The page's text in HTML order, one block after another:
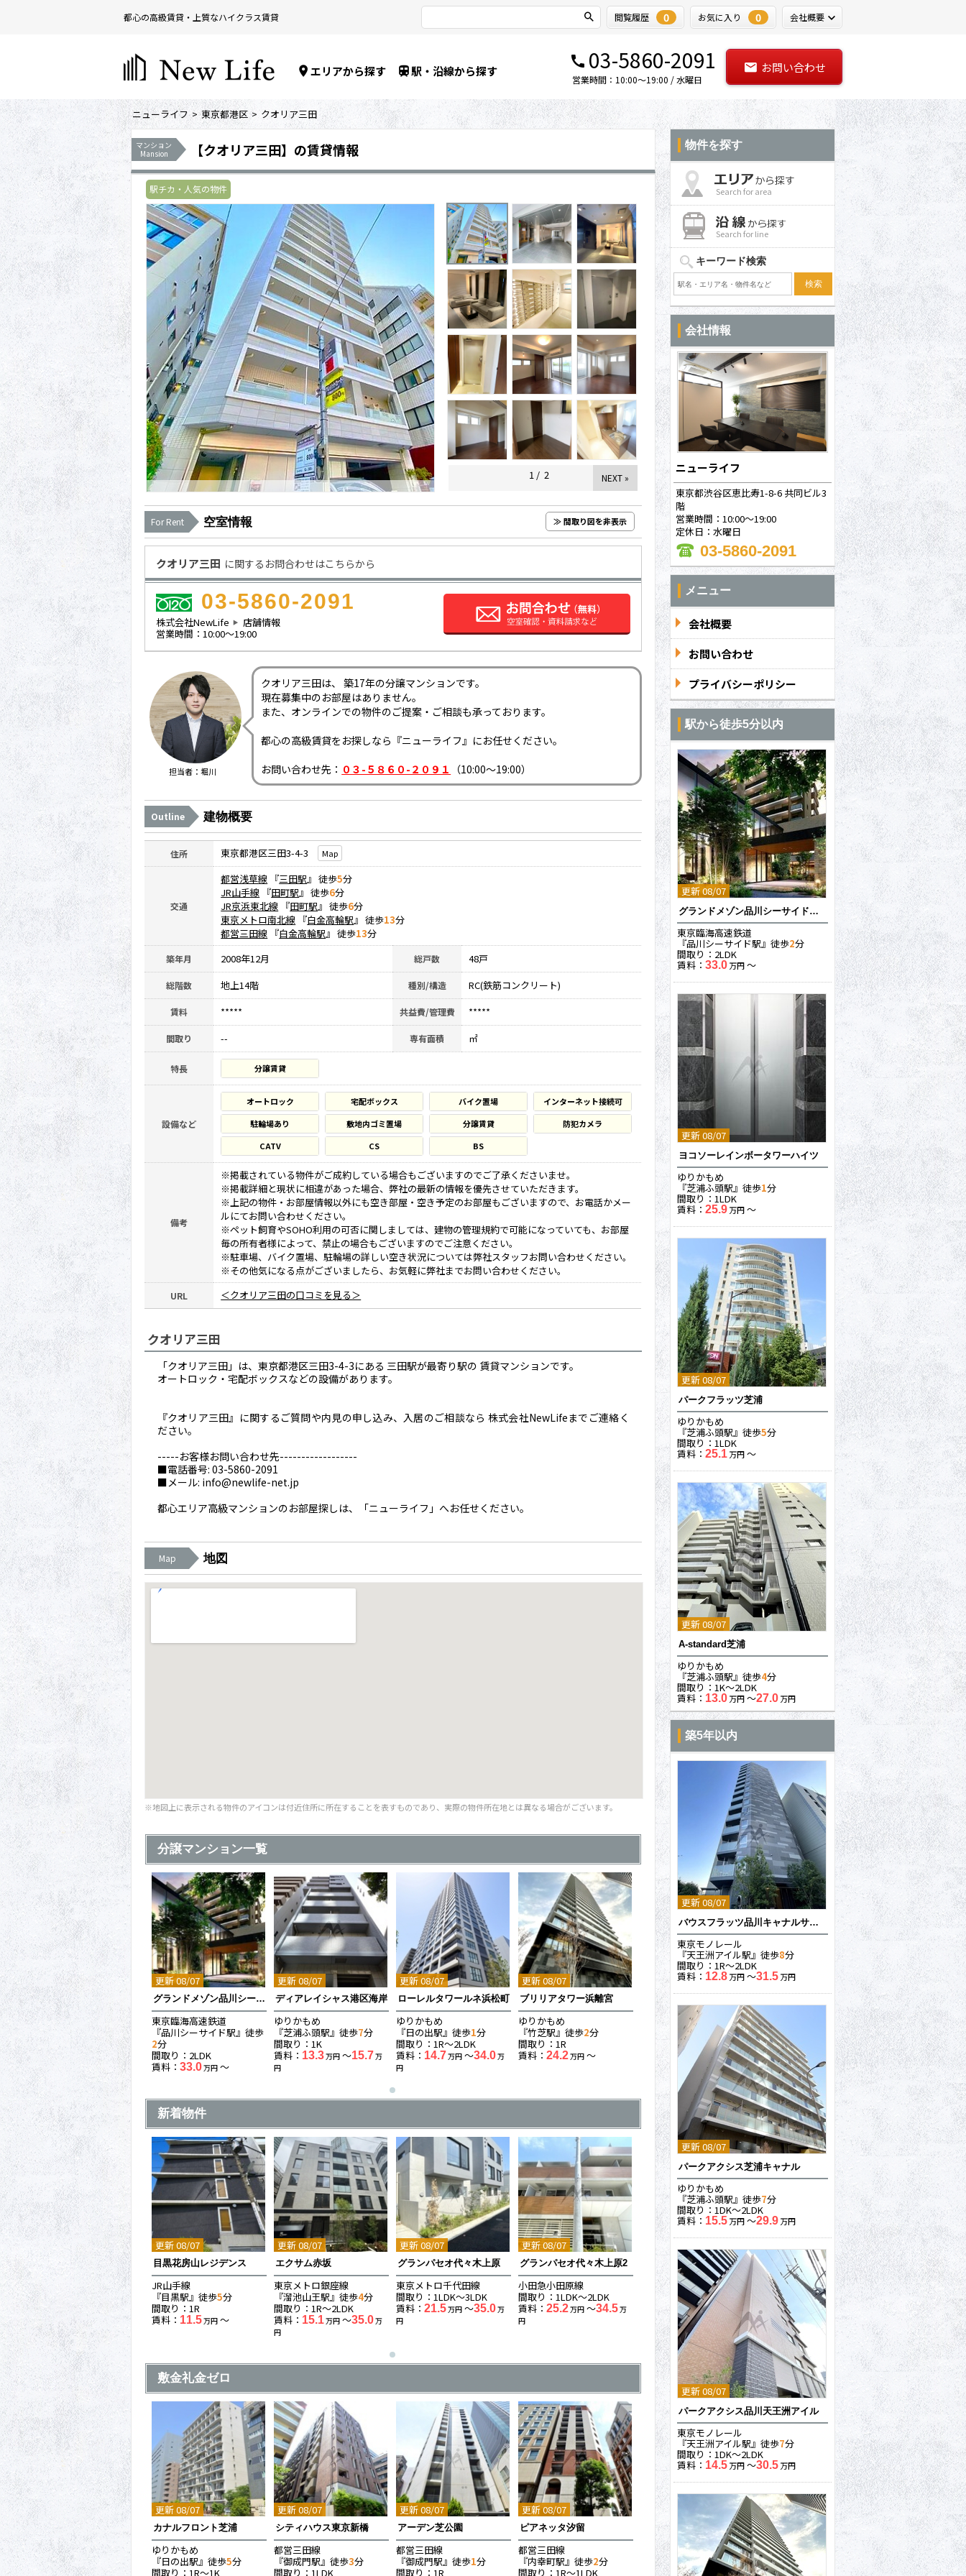
都心の高級賃貸・上質なハイクラス賃貸 閲覧履歴 0 お気に入り 0 会社概要
エリアから探す 駅・沿線から探す 03-5860-2091
営業時間：10:00～19:00 / 水曜日
お問い合わせ
ニューライフ 東京都港区 クオリア三田
マンション
Mansion
【クオリア三田】の賃貸情報
駅チカ・人気の物件
1 /2 NEXT »
For Rent 空室情報 ≫ 間取り図を非表示
クオリア三田 に関するお問合わせはこちらから
03-5860-2091
株式会社NewLife
店舗情報
営業時間：10:00～19:00
担当者：堀川
クオリア三田は、 築17年の分譲マンションです。
現在募集中のお部屋はありません。
また、オンラインでの物件のご提案・ご相談も承っております。
都心の高級賃貸をお探しなら『ニューライフ』にお任せください。
お問い合わせ先： ０３-５８６０-２０９１ （10:00～19:00）
Outline 建物概要
住所 東京都港区三田3-4-3 Map
交通
都営浅草線 『三田駅』 徒歩5分
JR山手線 『田町駅』 徒歩6分
JR京浜東北線 『田町駅』 徒歩6分
東京メトロ南北線 『白金高輪駅』 徒歩13分
都営三田線 『白金高輪駅』 徒歩13分
築年月 2008年12月 総戸数 48戸
総階数 地上14階 種別/構造 RC(鉄筋コンクリート)
賃料 ***** 共益費/管理費 *****
間取り -- 専有面積 ㎡
特長 分譲賃貸
設備など
オートロック 宅配ボックス バイク置場
インターネット接続可
駐輪場あり
敷地内ゴミ置場 分譲賃貸
防犯カメラ
CATV
CS BS
備考
※掲載されている物件がご成約している場合もございますのでご了承くださいませ。
※掲載詳細と現状に相違があった場合、弊社の最新の情報を優先させていただきます。
※上記の物件・お部屋情報以外にも空き部屋・空き予定のお部屋もございますので、お電話かメー
ルにてお問い合わせください。
※ペット飼育やSOHO利用の可否に関しましては、建物の管理規約で可能になっていても、お部屋
毎の所有者様によって、禁止の場合もございますのでご注意ください。
※駐車場、バイク置場、駐輪場の詳しい空き状況については弊社スタッフお問い合わせください。
※その他気になる点がございましたら、お気軽に弊社までお問い合わせください。
URL ＜クオリア三田の口コミを見る＞
クオリア三田
「クオリア三田」は、東京都港区三田3-4-3にある 三田駅が最寄り駅の 賃貸マンションです。
オートロック・宅配ボックスなどの設備があります。
『クオリア三田』に関するご質問や内見の申し込み、入居のご相談なら 株式会社NewLifeまでご連絡く
ださい。
-----お客様お問い合わせ先------------------
■電話番号: 03-5860-2091
■メール: info@newlife-net.jp
都心エリア高級マンションのお部屋探しは、「ニューライフ」へお任せください。
Map 地図
※地図上に表示される物件のアイコンは付近住所に所在することを表すものであり、実際の物件所在地とは異なる場合がございます。
分譲マンション一覧
更新 08/07
グランドメゾン品川シーサイドの杜
東京臨海高速鉄道
『品川シーサイド駅』徒歩
2分
間取り：2LDK
賃料：33.0万円 〜
更新 08/07
ディアレイシャス港区海岸
ゆりかもめ
『芝浦ふ頭駅』徒歩7分
間取り：1K
賃料： 13.3万円 〜15.7万
円
更新 08/07
ローレルタワールネ浜松町
ゆりかもめ
『日の出駅』徒歩1分
間取り：1R〜2LDK
賃料： 14.7万円 〜34.0万
円
更新 08/07
ブリリアタワー浜離宮
ゆりかもめ
『竹芝駅』徒歩2分
間取り：1R
賃料：24.2万円 〜
新着物件
更新 08/07
目黒花房山レジデンス
JR山手線
『目黒駅』徒歩5分
間取り：1R
賃料： 11.5万円 〜
更新 08/07
エクサム赤坂
東京メトロ銀座線
『溜池山王駅』徒歩4分
間取り：1R〜2LDK
賃料： 15.1万円 〜35.0万
円
更新 08/07
グランパセオ代々木上原
東京メトロ千代田線
間取り：1LDK〜3LDK
賃料：21.5万円 〜35.0万
円
更新 08/07
グランパセオ代々木上原2
小田急小田原線
間取り：1LDK〜2LDK
賃料：25.2万円 〜34.5万
円
敷金礼金ゼロ
更新 08/07
カナルフロント芝浦
ゆりかもめ
『日の出駅』徒歩5分
間取り：1R〜1K
更新 08/07
シティハウス東京新橋
都営三田線
『御成門駅』徒歩3分
間取り：1LDK
更新 08/07
アーデン芝公園
都営三田線
『御成門駅』徒歩1分
間取り：1R
更新 08/07
ピアネッタ汐留
都営三田線
『内幸町駅』徒歩2分
間取り：1R〜1LDK
物件を探す
Search for area
Search for line
キーワード検索
会社情報
ニューライフ
東京都渋谷区恵比寿1-8-6 共同ビル3
階
営業時間：10:00～19:00
定休日：水曜日
03-5860-2091
メニュー
会社概要
お問い合わせ
プライバシーポリシー
駅から徒歩5分以内
更新 08/07
グランドメゾン品川シーサイドの杜
東京臨海高速鉄道
『品川シーサイド駅』徒歩2分
間取り：2LDK
賃料： 33.0万円〜
更新 08/07
ヨコソーレインボータワーハイツ
ゆりかもめ
『芝浦ふ頭駅』徒歩1分
間取り：1LDK
賃料： 25.9万円〜
更新 08/07
パークフラッツ芝浦
ゆりかもめ
『芝浦ふ頭駅』徒歩5分
間取り：1LDK
賃料： 25.1万円〜
更新 08/07
A-standard芝浦
ゆりかもめ
『芝浦ふ頭駅』徒歩4分
間取り：1K〜2LDK
賃料： 13.0万円〜27.0万円
築5年以内
更新 08/07
バウスフラッツ品川キャナルサイド
東京モノレール
『天王洲アイル駅』徒歩8分
間取り：1R〜2LDK
賃料： 12.8万円〜31.5万円
更新 08/07
パークアクシス芝浦キャナル
ゆりかもめ
『芝浦ふ頭駅』徒歩7分
間取り：1DK〜2LDK
賃料： 15.5万円〜29.9万円
更新 08/07
パークアクシス品川天王洲アイル
東京モノレール
『天王洲アイル駅』徒歩7分
間取り：1DK〜2LDK
賃料： 14.5万円〜30.5万円